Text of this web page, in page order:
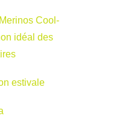
Cool-
idéal des
estivale